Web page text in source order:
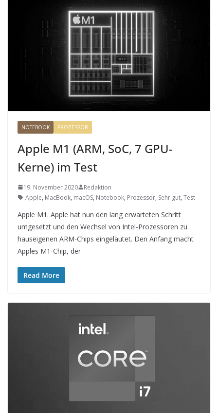
NOTEBOOK PROZESSOR
Apple M1 (ARM, SoC, 7 GPU-
Kerne) im Test
19. November 2020
Redaktion
Apple, MacBook, macOS, Notebook, Prozessor, Sehr gut, Test
Apple M1. Apple hat nun den lang erwarteten Schritt
umgesetzt und den Wechsel von Intel-Prozessoren zu
hauseigenen ARM-Chips eingeläutet. Den Anfang macht
Apples M1-Chip, der
Read More